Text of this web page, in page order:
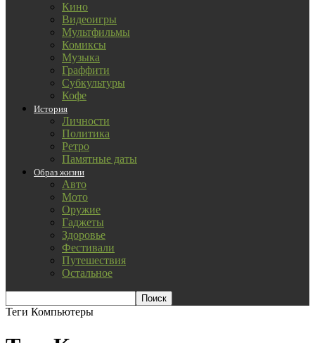
Кино
Видеоигры
Мультфильмы
Комиксы
Музыка
Граффити
Субкультуры
Кофе
История
Личности
Политика
Ретро
Памятные даты
Образ жизни
Авто
Мото
Оружие
Гаджеты
Здоровье
Фестивали
Путешествия
Остальное
Теги Компьютеры